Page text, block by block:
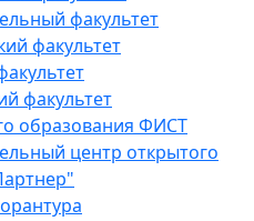
факультет
факультет
факультет
образования ФИСТ
центр открытого